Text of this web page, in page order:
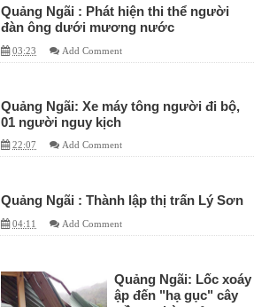
Quảng Ngãi : Phát hiện thi thể người
đàn ông dưới mương nước
03:23 Add Comment
Quảng Ngãi: Xe máy tông người đi bộ,
01 người nguy kịch
22:07 Add Comment
Quảng Ngãi : Thành lập thị trấn Lý Sơn
04:11 Add Comment
Quảng Ngãi: Lốc xoáy
ập đến "hạ gục" cây